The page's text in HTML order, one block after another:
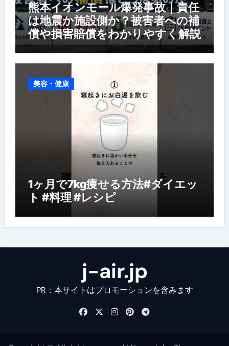
熊本イオンモール爆発事故｜責任
は地震か施設側か？被害者への補
償や損害賠償をわかりやすく解説
美容・健康
1ヶ月で7kg痩せる方法#ダイエッ
ト #料理 #レシピ
j-air.jp
PR：本サイトはプロモーションを含みます